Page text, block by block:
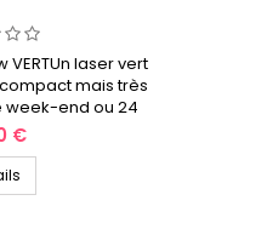
VERTUn laser vert
mais très
week-end ou 24
Location
France
€